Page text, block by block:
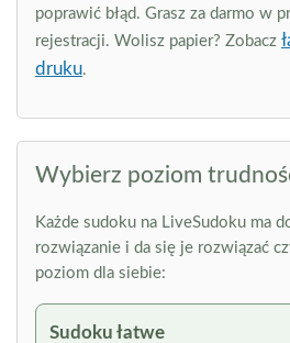
poprawić błąd. Grasz za darmo w
rejestracji. Wolisz papier? Zobacz
druku.
Wybierz poziom
Każde sudoku na LiveSudoku ma
rozwiązanie i da się je rozwiązać
poziom dla siebie:
Sudoku łatwe